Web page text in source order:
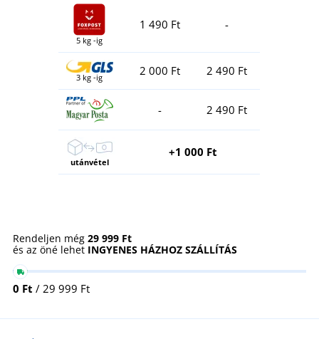
5 kg -ig
1 490 Ft -
3 kg -ig 2 000 Ft 2 490 Ft
- 2 490 Ft
utánvétel
+1 000 Ft
Rendeljen még 29 999 Ft
és az öné lehet INGYENES HÁZHOZ SZÁLLÍTÁS
0 Ft / 29 999 Ft